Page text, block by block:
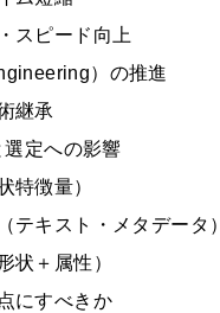
スピード向上
）の推進
継承
定への影響
特徴量）
テキスト・メタデータ）
状＋属性）
にすべきか